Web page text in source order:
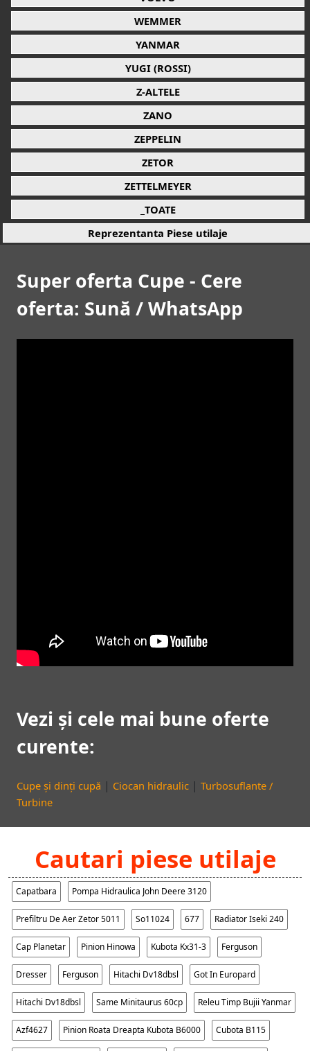
WEMMER
YANMAR
YUGI (ROSSI)
Z-ALTELE
ZANO
ZEPPELIN
ZETOR
ZETTELMEYER
_TOATE
Reprezentanta Piese utilaje
Super oferta Cupe - Cere
oferta: Sună / WhatsApp
Vezi și cele mai bune oferte
curente:
Cupe și dinți cupă | Ciocan hidraulic | Turbosuflante /
Turbine
Cautari piese utilaje
Capatbara Pompa Hidraulica John Deere 3120
Prefiltru De Aer Zetor 5011 So11024 677 Radiator Iseki 240
Cap Planetar Pinion Hinowa Kubota Kx31-3 Ferguson
Dresser Ferguson Hitachi Dv18dbsl Got In Europard
Hitachi Dv18dbsl Same Minitaurus 60cp Releu Timp Bujii Yanmar
Azf4627 Pinion Roata Dreapta Kubota B6000 Cubota B115